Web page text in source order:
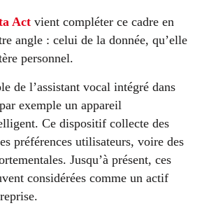
Act vient compléter ce cadre en
angle : celui de la donnée, qu’elle
personnel.
de l’assistant vocal intégré dans
exemple un appareil
Ce dispositif collecte des
préférences utilisateurs, voire des
Jusqu’à présent, ces
considérées comme un actif